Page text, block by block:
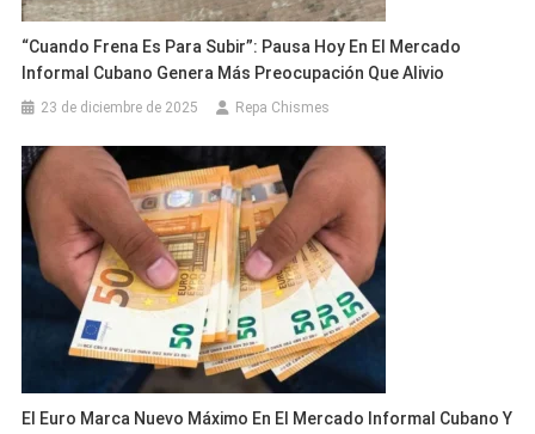
“Cuando Frena Es Para Subir”: Pausa Hoy En El Mercado
Informal Cubano Genera Más Preocupación Que Alivio
23 de diciembre de 2025 Repa Chismes
El Euro Marca Nuevo Máximo En El Mercado Informal Cubano Y